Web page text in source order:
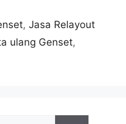
,Jasa Relayout
ulang Genset,